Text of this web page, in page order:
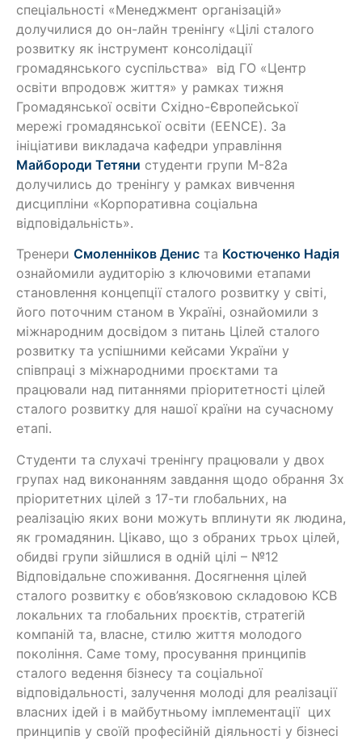
спеціальності «Менеджмент організацій»
долучилися до он-лайн тренінгу «Цілі сталого
розвитку як інструмент консолідації
громадянського суспільства» від ГО «Центр
освіти впродовж життя» у рамках тижня
Громадянської освіти Східно-Європейської
мережі громадянської освіти (EENCE). За
ініціативи викладача кафедри управління
Майбороди Тетяни студенти групи М-82а
долучились до тренінгу у рамках вивчення
дисципліни «Корпоративна соціальна
відповідальність».
Тренери Смоленніков Денис та Костюченко Надія
ознайомили аудиторію з ключовими етапами
становлення концепції сталого розвитку у світі,
його поточним станом в Україні, ознайомили з
міжнародним досвідом з питань Цілей сталого
розвитку та успішними кейсами України у
співпраці з міжнародними проєктами та
працювали над питаннями пріоритетності цілей
сталого розвитку для нашої країни на сучасному
етапі.
Студенти та слухачі тренінгу працювали у двох
групах над виконанням завдання щодо обрання 3х
пріоритетних цілей з 17-ти глобальних, на
реалізацію яких вони можуть вплинути як людина,
як громадянин. Цікаво, що з обраних трьох цілей,
обидві групи зійшлися в одній цілі – №12
Відповідальне споживання. Досягнення цілей
сталого розвитку є обов’язковою складовою КСВ
локальних та глобальних проєктів, стратегій
компаній та, власне, стилю життя молодого
покоління. Саме тому, просування принципів
сталого ведення бізнесу та соціальної
відповідальності, залучення молоді для реалізації
власних ідей і в майбутньому імплементації цих
принципів у своїй професійній діяльності у бізнесі